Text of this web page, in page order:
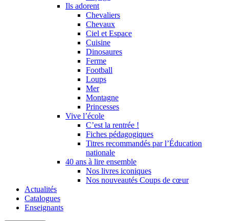
Ils adorent
Chevaliers
Chevaux
Ciel et Espace
Cuisine
Dinosaures
Ferme
Football
Loups
Mer
Montagne
Princesses
Vive l’école
C’est la rentrée !
Fiches pédagogiques
Titres recommandés par l’Éducation
nationale
40 ans à lire ensemble
Nos livres iconiques
Nos nouveautés Coups de cœur
Actualités
Catalogues
Enseignants